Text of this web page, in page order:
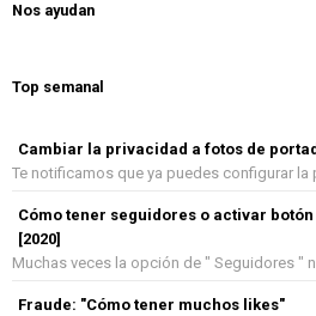
Nos ayudan
Top semanal
Cambiar la privacidad a fotos de
Te notificamos que ya puedes configurar la
Cómo tener seguidores o activar
[2020]
Muchas veces la opción de " Seguidores "
Fraude: "Cómo tener muchos likes"